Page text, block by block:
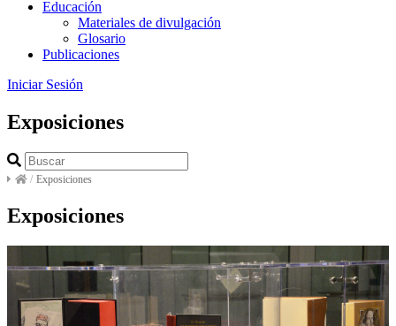
Educación
Materiales de divulgación
Glosario
Publicaciones
Iniciar Sesión
Exposiciones
/ Exposiciones
Exposiciones